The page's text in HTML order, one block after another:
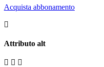
Acquista abbonamento
Attributo alt